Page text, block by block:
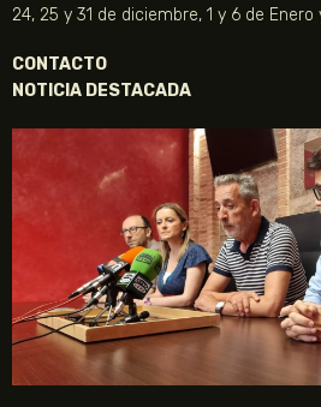
24, 25 y 31 de diciembre, 1 y 6 de
CONTACTO
NOTICIA DESTACADA